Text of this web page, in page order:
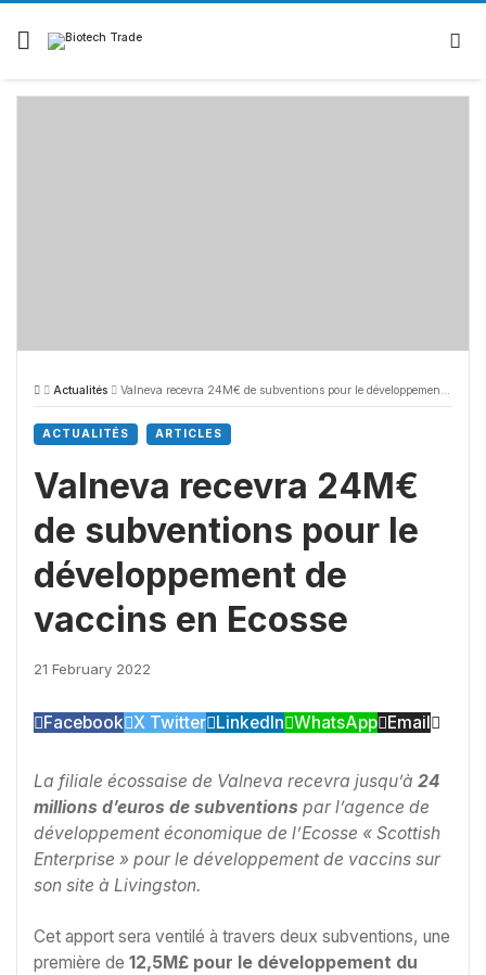
Actualités Valneva recevra 24M€ de subventions pour le développement de vaccins en Ecosse
ACTUALITÉS ARTICLES
Valneva recevra 24M€
de subventions pour le
développement de
vaccins en Ecosse
21 February 2022
Facebook X Twitter LinkedIn WhatsApp Email
La filiale écossaise de Valneva recevra jusqu’à 24
millions d’euros de subventions par l’agence de
développement économique de l’Ecosse « Scottish
Enterprise » pour le développement de vaccins sur
son site à Livingston.
Cet apport sera ventilé à travers deux subventions, une
première de 12,5M£ pour le développement du